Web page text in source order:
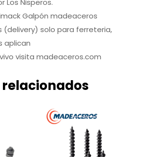
Los Nisperos.
Galpón madeaceros
(delivery) solo para ferreteria,
aplican
visita madeaceros.com